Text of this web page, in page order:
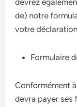
devrez
de) notre
votre
Formulaire
Conformément
devra payer ses